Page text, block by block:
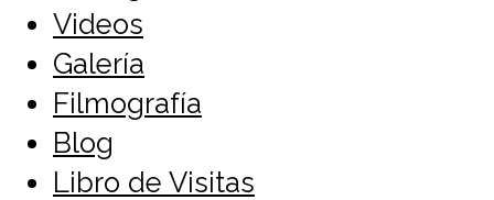
Videos
Galería
Filmografía
Blog
Libro de Visitas